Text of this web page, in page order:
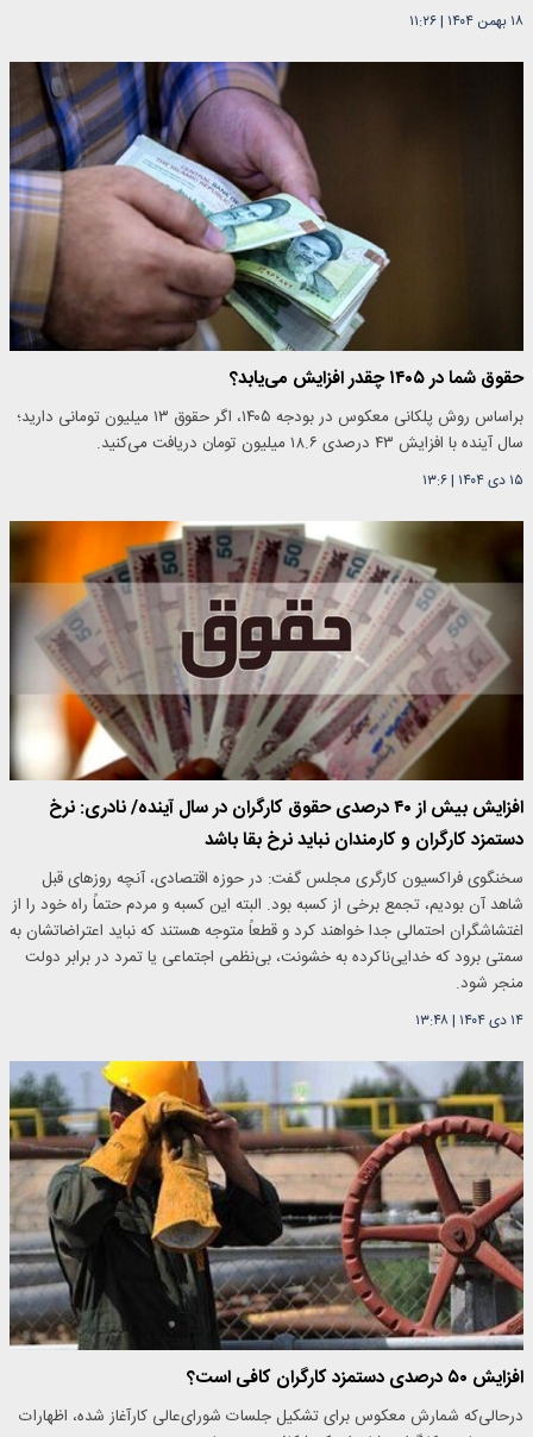
۱۸ بهمن ۱۴۰۴ |۱۱:۲۶
حقوق شما در ۱۴۰۵ چقدر افزایش می‌یابد؟
براساس روش پلکانی معکوس در بودجه ۱۴۰۵، اگر حقوق ۱۳ میلیون تومانی دارید؛
سال آینده با افزایش ۴۳ درصدی ۱۸.۶ میلیون تومان دریافت می‌کنید.
۱۵ دی ۱۴۰۴ |۱۳:۶
افزایش بیش از ۴۰ درصدی حقوق کارگران در سال آینده/ نادری: نرخ
دستمزد کارگران و کارمندان نباید نرخ بقا باشد
سخنگوی فراکسیون کارگری مجلس گفت: در حوزه اقتصادی، آنچه روزهای قبل
شاهد آن بودیم، تجمع برخی از کسبه بود. البته این کسبه و مردم حتماً راه خود را از
اغتشاشگران احتمالی جدا خواهند کرد و قطعاً متوجه هستند که نباید اعتراضاتشان به
سمتی برود که خدایی‌ناکرده به خشونت، بی‌نظمی اجتماعی یا تمرد در برابر دولت
منجر شود.
۱۴ دی ۱۴۰۴ |۱۳:۴۸
افزایش ۵۰ درصدی دستمزد کارگران کافی است؟
درحالی‌که شمارش معکوس برای تشکیل جلسات شورای‌عالی کارآغاز شده، اظهارات